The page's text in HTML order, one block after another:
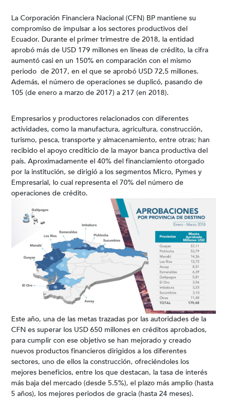
La Corporación Financiera Nacional (CFN) BP mantiene su
compromiso de impulsar a los sectores productivos del
Ecuador. Durante el primer trimestre de 2018, la entidad
aprobó más de USD 179 millones en líneas de crédito, la cifra
aumentó casi en un 150% en comparación con el mismo
periodo de 2017, en el que se aprobó USD 72,5 millones.
Además, el número de operaciones se duplicó, pasando de
105 (de enero a marzo de 2017) a 217 (en 2018).
Empresarios y productores relacionados con diferentes
actividades, como la manufactura, agricultura, construcción,
turismo, pesca, transporte y almacenamiento, entre otras; han
recibido el apoyo crediticio de la mayor banca productiva del
país. Aproximadamente el 40% del financiamiento otorgado
por la institución, se dirigió a los segmentos Micro, Pymes y
Empresarial, lo cual representa el 70% del número de
operaciones de crédito.
Este año, una de las metas trazadas por las autoridades de la
CFN es superar los USD 650 millones en créditos aprobados,
para cumplir con ese objetivo se han mejorado y creado
nuevos productos financieros dirigidos a los diferentes
sectores, uno de ellos la construcción, ofreciéndoles los
mejores beneficios, entre los que destacan, la tasa de interés
más baja del mercado (desde 5.5%), el plazo más amplio (hasta
5 años), los mejores periodos de gracia (hasta 24 meses).